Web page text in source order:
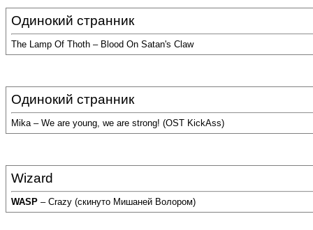
Одинокий странник
The Lamp Of Thoth – Blood On Satan's Claw
Одинокий странник
Mika – We are young, we are strong! (OST KickAss)
Wizard
WASP – Crazy (скинуто Мишаней Волором)